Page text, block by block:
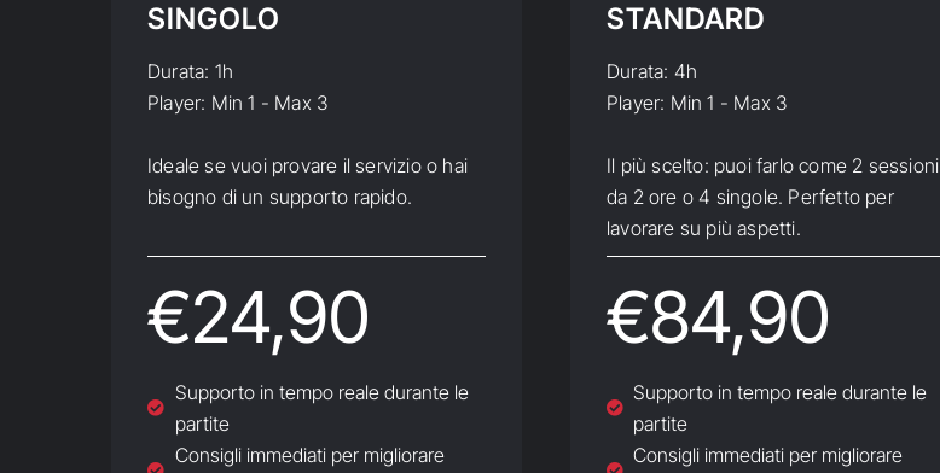
SINGOLO
Durata: 1h
Player: Min 1 - Max 3
Ideale se vuoi provare il servizio o hai
bisogno di un supporto rapido.
€24,90
Supporto in tempo reale durante le
partite
Consigli immediati per migliorare
STANDARD
Durata: 4h
Player: Min 1 - Max 3
Il più scelto: puoi farlo come 2 sessioni
da 2 ore o 4 singole. Perfetto per
lavorare su più aspetti.
€84,90
Supporto in tempo reale durante le
partite
Consigli immediati per migliorare